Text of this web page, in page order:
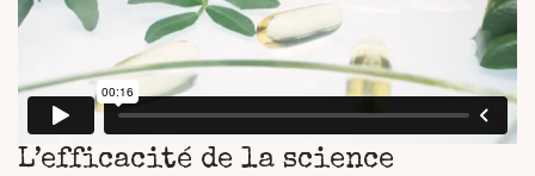
L’efficacité de la science